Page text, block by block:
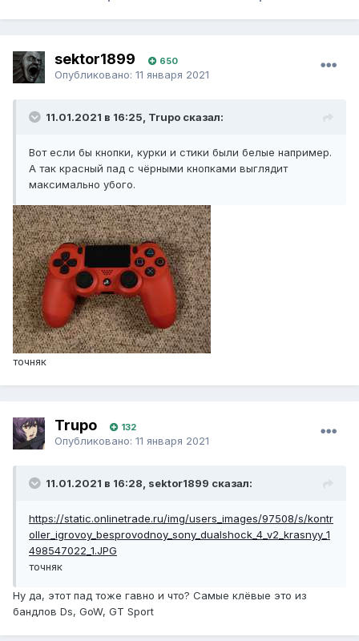
sektor1899 650
Опубликовано: 11 января 2021
11.01.2021 в 16:25, Trupo сказал:
Вот если бы кнопки, курки и стики были белые например.
А так красный пад с чёрными кнопками выглядит
максимально убого.
точняк
Trupo 132
Опубликовано: 11 января 2021
11.01.2021 в 16:28, sektor1899 сказал:
https://static.onlinetrade.ru/img/users_images/97508/s/kontr
oller_igrovoy_besprovodnoy_sony_dualshock_4_v2_krasnyy_1
498547022_1.JPG
точняк
Ну да, этот пад тоже гавно и что? Самые клёвые это из
бандлов Ds, GoW, GT Sport